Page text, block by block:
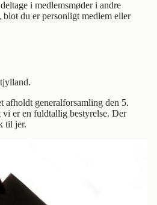
i medlemsmøder i andre
du er personligt medlem eller
afholdt generalforsamling den 5.
er en fuldtallig bestyrelse. Der
til jer.